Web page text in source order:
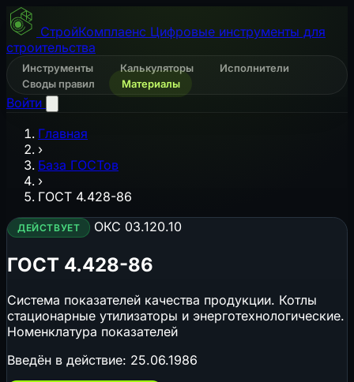
СтройКомплаенс Цифровые инструменты для
строительства
Инструменты Калькуляторы
Исполнители
Своды правил
Материалы
Войти
Главная
›
База ГОСТов
›
ГОСТ 4.428-86
ДЕЙСТВУЕТ ОКС 03.120.10
ГОСТ 4.428-86
Система показателей качества продукции. Котлы
стационарные утилизаторы и энерготехнологические.
Номенклатура показателей
Введён в действие: 25.06.1986